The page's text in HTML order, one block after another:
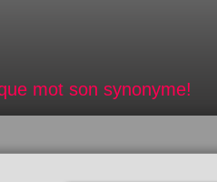
mot son synonyme!